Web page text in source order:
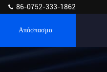
86-0752-333-1862
Απόσπασμα